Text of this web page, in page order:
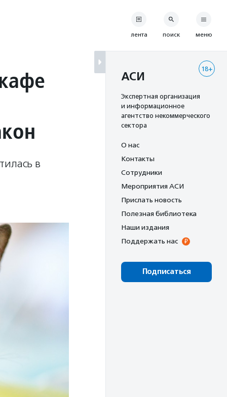
в
лента поиск меню
18+
АСИ
Экспертная организация
и информационное
агентство некоммерческого
сектора
О нас
Контакты
Сотрудники
Мероприятия АСИ
Прислать новость
Полезная библиотека
Наши издания
Поддержать нас
Подписаться